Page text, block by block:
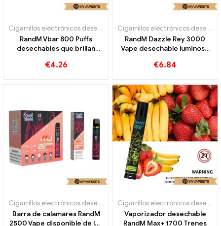
Cigarrillos electrónicos desechables
RandM Vbar 800 Puffs
desechables que brillan
€4.26
Cigarrillos electrónicos desechables
RandM Dazzle Rey 3000
Vape desechable luminoso
€6.84
Cigarrillos electrónicos desechables
Barra de calamares RandM
2500 Vape disponible de los
Cigarrillos electrónicos desechables
Vaporizador desechable
RandM Max+ 1700 Trenes